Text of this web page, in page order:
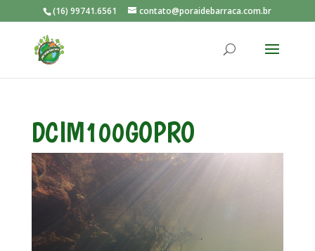
(16) 99741.6561 contato@poraidebarraca.com.br
DCIM100GOPRO